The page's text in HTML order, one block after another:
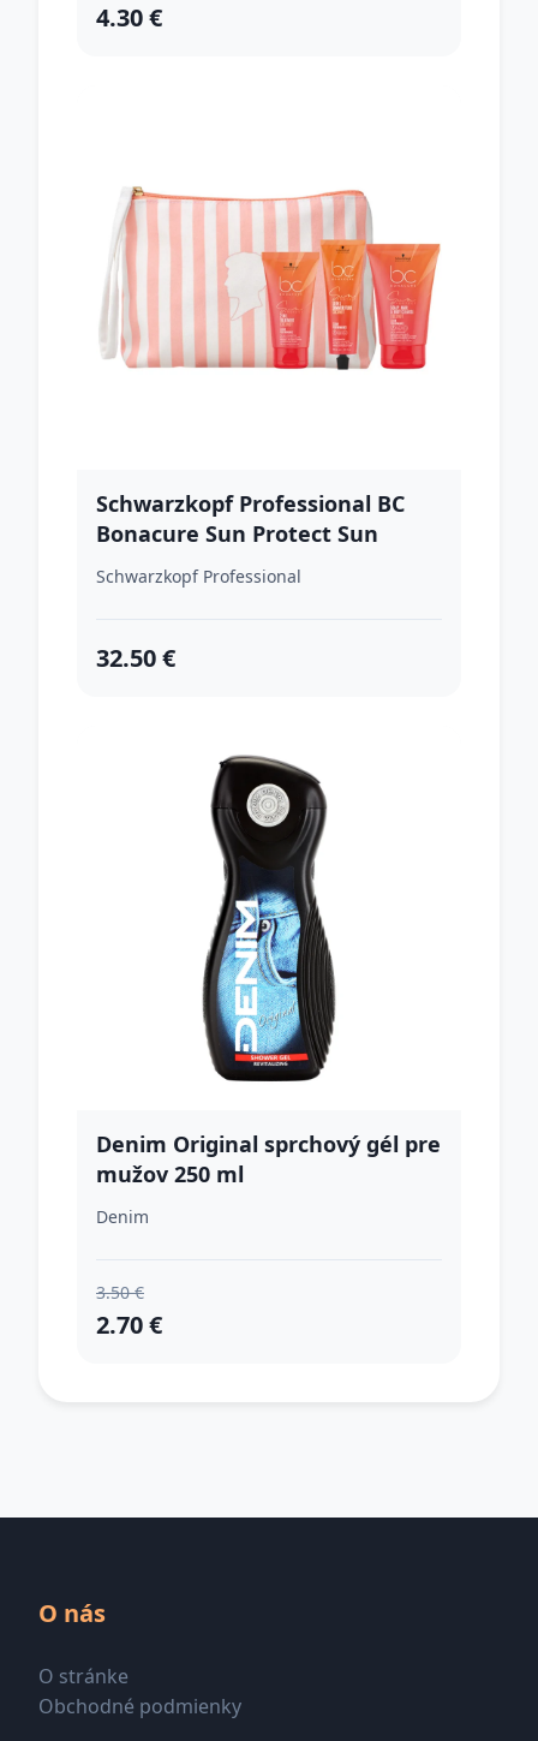
4.30 €
Schwarzkopf Professional BC
Bonacure Sun Protect Sun
Pouch cestovná sada na vlasy
Schwarzkopf Professional
32.50 €
Denim Original sprchový gél pre
mužov 250 ml
Denim
3.50 €
2.70 €
O nás
O stránke
Obchodné podmienky